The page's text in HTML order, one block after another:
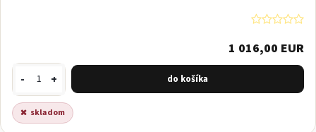
1 016,00 EUR
- +
skladom